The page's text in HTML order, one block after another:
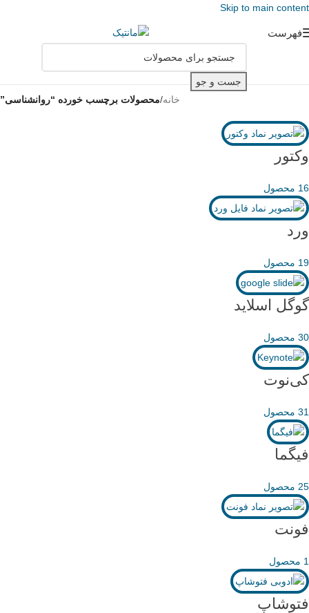
Skip to main content
فهرست
جست و جو
خانه/محصولات برچسب خورده “روانشناسی”
وکتور
16 محصول
ورد
19 محصول
گوگل اسلاید
30 محصول
کی‌نوت
31 محصول
فیگما
25 محصول
فونت
1 محصول
فتوشاپ